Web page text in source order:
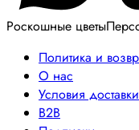
Роскошные цветы
Политика и
О нас
Условия доставки
B2B